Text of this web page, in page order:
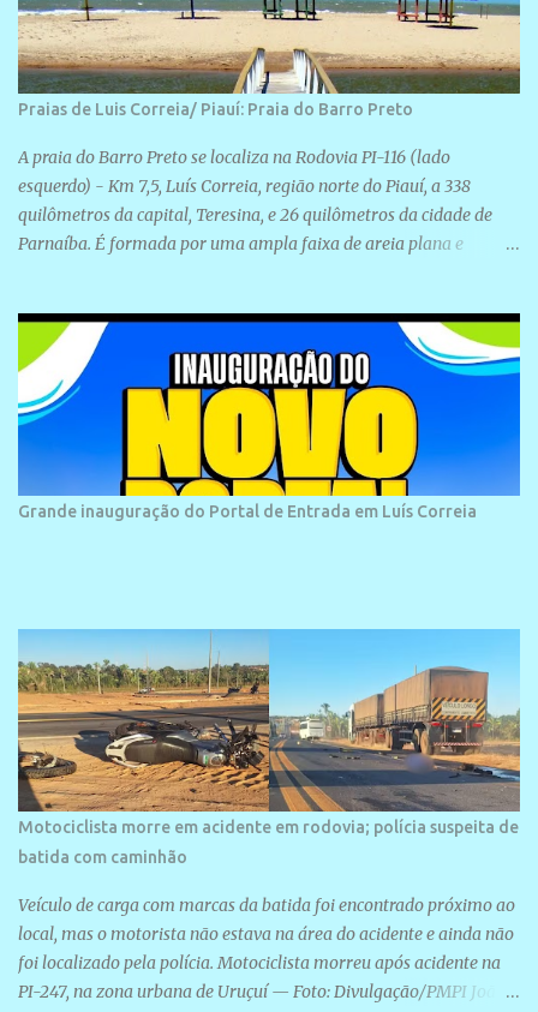
Praias de Luis Correia/ Piauí: Praia do Barro Preto
A praia do Barro Preto se localiza na Rodovia PI-116 (lado
esquerdo) - Km 7,5, Luís Correia, região norte do Piauí, a 338
quilômetros da capital, Teresina, e 26 quilômetros da cidade de
Parnaíba. É formada por uma ampla faixa de areia plana e
devido ao extensivo molhe de pedras que não chegam a 2 metros
de altura, não apresentando dunas em seu espaço geográfico. Não
se sabe ao certo porque a praia leva esse nome, e muitas das suas
historias foram esquecidas ao longo do tempo. A praia é
frequentada por moradores e turistas, em geral veranistas
piauienses e, em menor número, pessoas de estados vizinhos. O
bairro onde se localiza a praia é palco de amplos investimentos e
Grande inauguração do Portal de Entrada em Luís Correia
Motociclista morre em acidente em rodovia; polícia suspeita de
batida com caminhão
Veículo de carga com marcas da batida foi encontrado próximo ao
local, mas o motorista não estava na área do acidente e ainda não
foi localizado pela polícia. Motociclista morreu após acidente na
PI-247, na zona urbana de Uruçuí — Foto: Divulgação/PMPI João